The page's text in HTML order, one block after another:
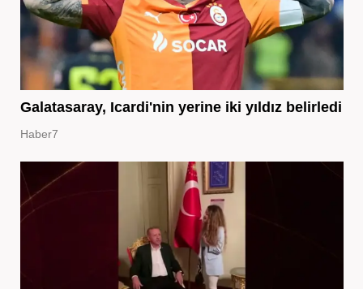
Galatasaray, Icardi'nin yerine iki yıldız belirledi
Haber7